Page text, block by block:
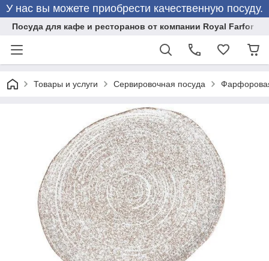
У нас вы можете приобрести качественную посуду.
Посуда для кафе и ресторанов от компании Royal Farfor
Товары и услуги Сервировочная посуда